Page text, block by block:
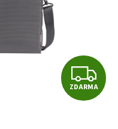
Z
D
ZDARMA